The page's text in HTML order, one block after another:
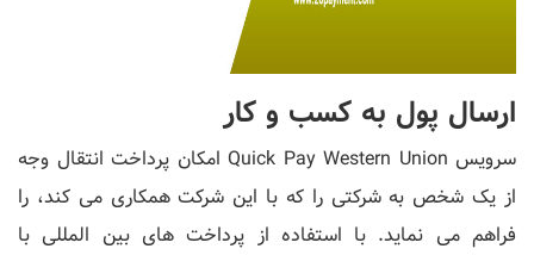
ارسال پول به کسب و کار
سرویس Quick Pay Western Union امکان پرداخت انتقال وجه
از یک شخص به شرکتی را که با این شرکت همکاری می کند، را
فراهم می نماید. با استفاده از پرداخت های بین المللی با